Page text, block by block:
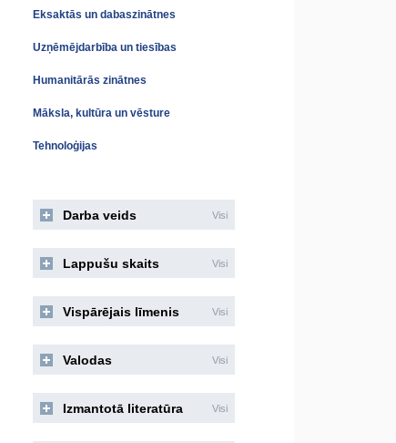
Eksaktās un dabaszinātnes
Uzņēmējdarbība un tiesības
Humanitārās zinātnes
Māksla, kultūra un vēsture
Tehnoloģijas
Darba veids Visi
Lappušu skaits Visi
Vispārējais līmenis Visi
Valodas Visi
Izmantotā literatūra Visi